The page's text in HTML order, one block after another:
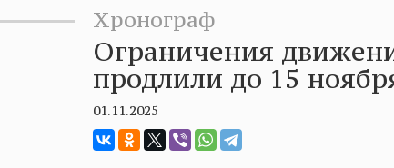
Хронограф
Ограничения
продлили до 15
01.11.2025